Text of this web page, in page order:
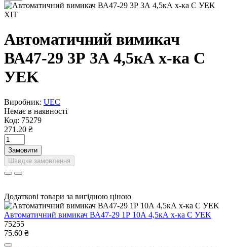
ХІТ
Автоматичний вимикач
ВА47-29 3Р 3А 4,5кА х-ка C
УEK
Виробник: UEC
Немає в наявності
Код: 75279
271.20 ₴
Замовити
Швидке замовлення
Додаткові товари за вигідною ціною
Автоматичний вимикач ВА47-29 1Р 10А 4,5кА х-ка C УEK
75255
75.60 ₴